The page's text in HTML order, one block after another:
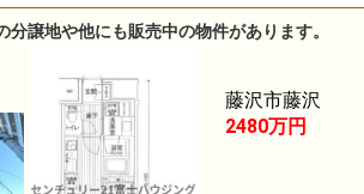
分譲地や他にも販売中の物件があります。
藤沢市藤沢
2480万円